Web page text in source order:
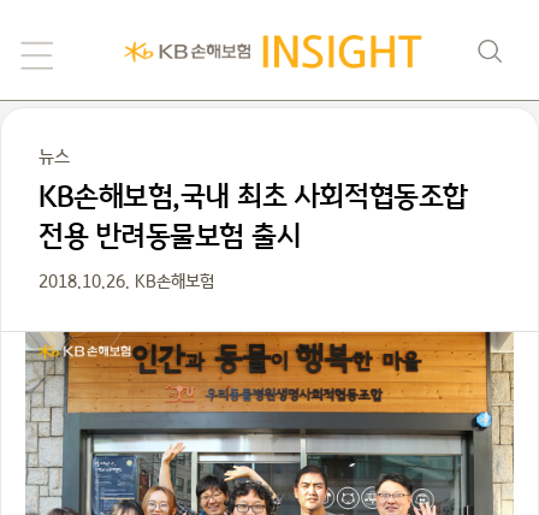
뉴스
KB손해보험,국내 최초 사회적협동조합
전용 반려동물보험 출시
2018.10.26. KB손해보험